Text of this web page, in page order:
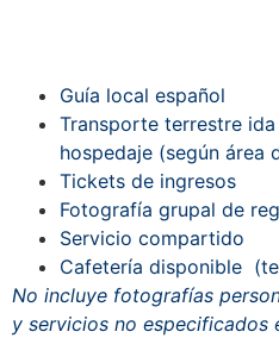
Guía local español
Transporte terrestre
hospedaje (según área
Tickets de ingresos
Fotografía grupal de
Servicio compartido
Cafetería disponible
No incluye fotografías
y servicios no especificados